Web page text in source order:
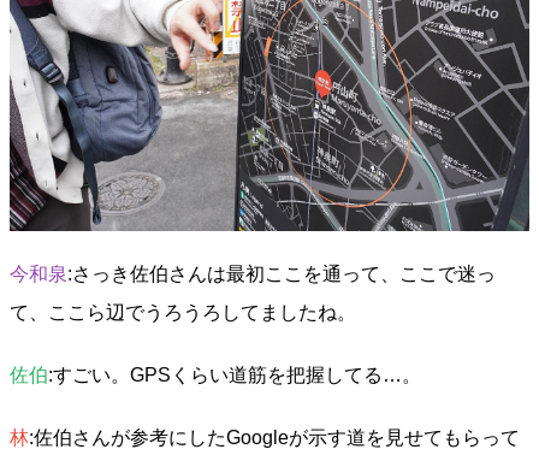
今和泉:さっき佐伯さんは最初ここを通って、ここで迷っ
て、ここら辺でうろうろしてましたね。
佐伯:すごい。GPSくらい道筋を把握してる…。
林:佐伯さんが参考にしたGoogleが示す道を見せてもらって